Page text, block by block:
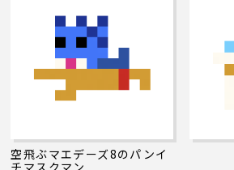
空飛ぶマエデーズ8のパンイ
チマスクマン